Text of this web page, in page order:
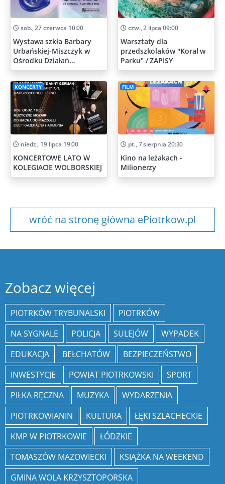
sob., 27 czerwca 10:00
Wystawa szkła Barbary
Urbańskiej-Miszczyk w
Ośrodku Działań
Artystycznych
czw., 2 lipca 09:00
Warsztaty dla
przedszkolaków "Koral w
Parku" / ZAPISY
KONCERTY
niedz., 19 lipca 19:00
KONCERTOWE LATO W
KOLEGIACIE WOLBORSKIEJ
FILM
pt., 7 sierpnia 20:30
Kino na leżakach -
Milionerzy
wróć na stronę główna ePiotrkow.pl
Zobacz więcej
PIOTRKÓW TRYBUNALSKI
PIOTRKÓW
NA SYGNALE
POLICJA SULEJÓW
WYPADEK
EDUKACJA
BEŁCHATÓW
BEZPIECZEŃSTWO
INWESTYCJE
POWIAT PIOTRKOWSKI
SPORT
PIŁKA RĘCZNA
MUZYKA
WYDARZENIA
PIOTRKOWIANIN
KULTURA
ŁĘKI SZLACHECKIE
KMP W PIOTRKOWIE
ŁÓDZKIE
TOMASZÓW MAZOWIECKI
KSIĄŻKA NA WEEKEND
GMINA WOLA KRZYSZTOPORSKA